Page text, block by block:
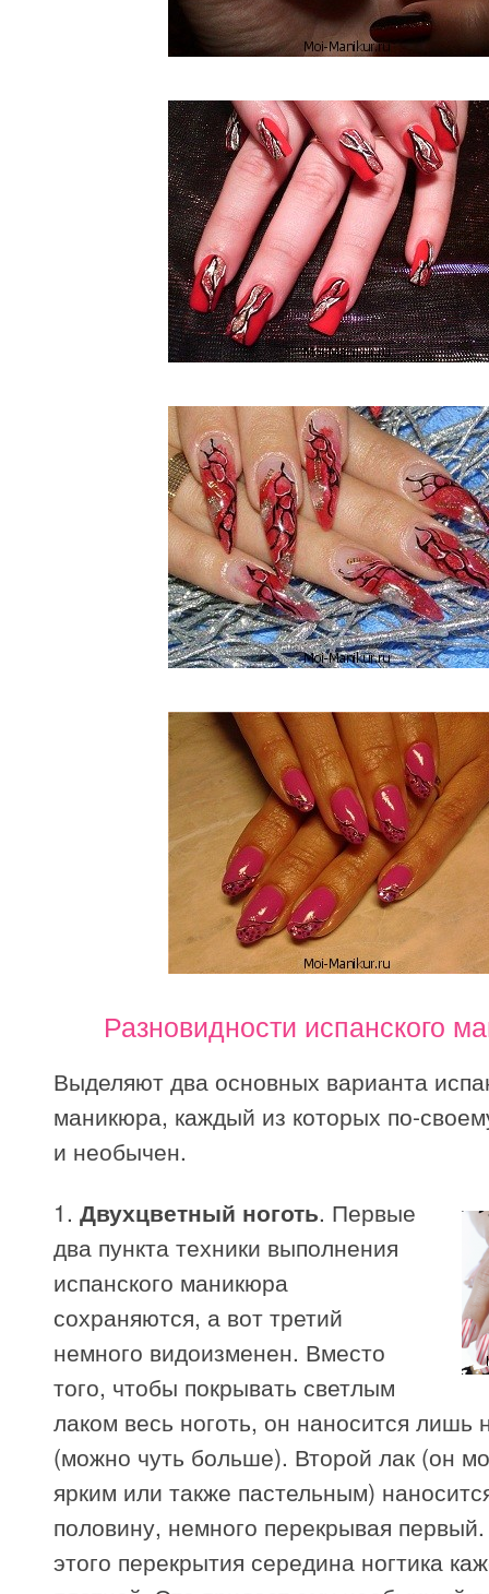
Разновидности испанского
Выделяют два основных варианта
маникюра, каждый из которых по-
и необычен.
1. Двухцветный ноготь. Первые
два пункта техники выполнения
испанского маникюра
сохраняются, а вот третий
немного видоизменен. Вместо
того, чтобы покрывать светлым
лаком весь ноготь, он наносится лишь
(можно чуть больше). Второй лак (он
ярким или также пастельным)
половину, немного перекрывая
этого перекрытия середина ногтика